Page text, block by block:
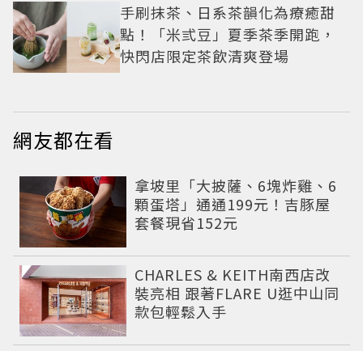
手刷抹茶、日系茶韻化為療癒甜
點！「米弎豆」夏季茶季開跑，
快閃店限定茶飲清爽登場
網友都在看
拿坡里「大披薩、6塊炸雞、6
顆蛋塔」通通199元！吉豚屋
套餐現省152元
CHARLES & KEITH南西店改
裝亮相 跟著FLARE U逛中山同
款包輕鬆入手